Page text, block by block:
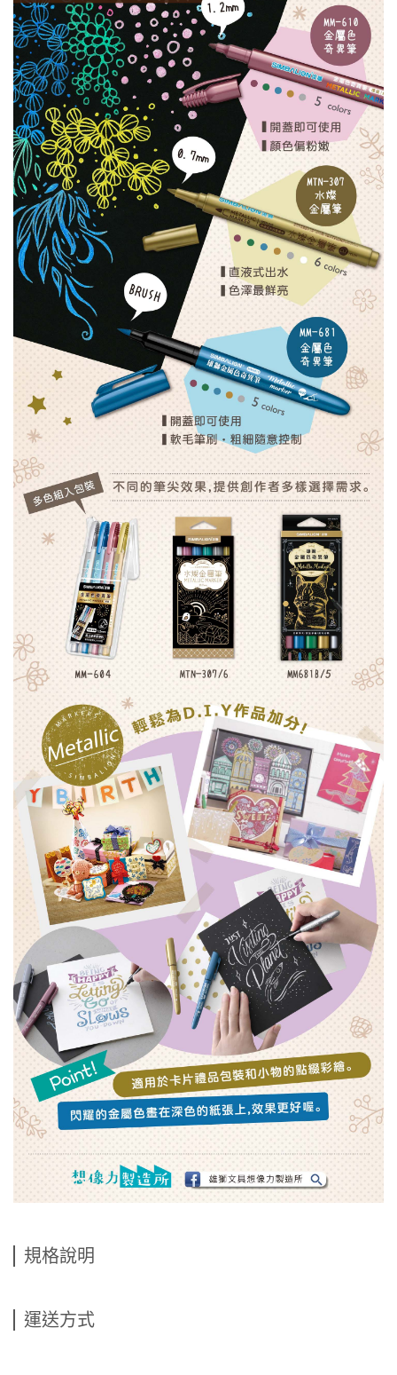
規格說明
運送方式